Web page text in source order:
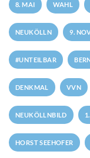
8. MAI WAHL
NEUKÖLLN 9.
#UNTEILBAR
DENKMAL VVN
NEUKÖLLNBILD
HORST SEEHOFER